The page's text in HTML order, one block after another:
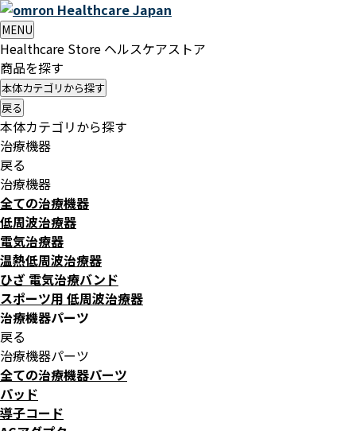
HealthcareJapan
MENU
Healthcare Store ヘルスケアストア
商品を探す
本体カテゴリから探す
戻る
本体カテゴリから探す
治療機器
戻る
治療機器
全ての治療機器
低周波治療器
電気治療器
温熱低周波治療器
ひざ 電気治療バンド
スポーツ用 低周波治療器
治療機器パーツ
戻る
治療機器パーツ
全ての治療機器パーツ
パッド
導子コード